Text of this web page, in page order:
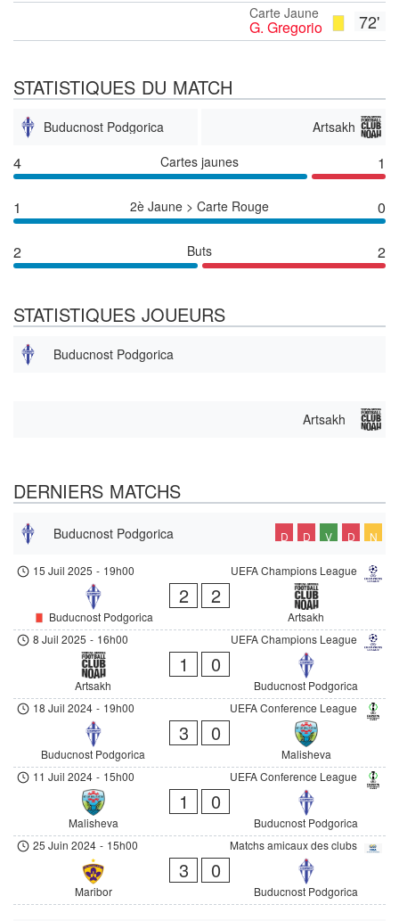
72'
Carte Jaune
G. Gregorio
STATISTIQUES DU MATCH
Buducnost Podgorica Artsakh
4 Cartes jaunes 1
1 2è Jaune > Carte Rouge 0
2 Buts 2
STATISTIQUES JOUEURS
Buducnost Podgorica
Artsakh
DERNIERS MATCHS
Buducnost Podgorica D D V D N
UEFA Champions League
15 Juil 2025 - 19h00
Buducnost Podgorica
2 2
Artsakh
UEFA Champions League
8 Juil 2025 - 16h00
Artsakh
1 0
Buducnost Podgorica
UEFA Conference League
18 Juil 2024 - 19h00
Buducnost Podgorica
3 0
Malisheva
UEFA Conference League
11 Juil 2024 - 15h00
Malisheva
1 0
Buducnost Podgorica
Matchs amicaux des clubs
25 Juin 2024 - 15h00
Maribor
3 0
Buducnost Podgorica